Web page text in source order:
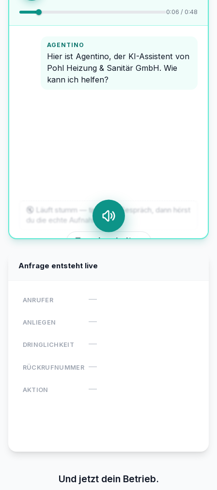
0:08 / 0:48
AGENTINO
Hier ist Agentino, der KI-Assistent von
Pohl Heizung & Sanitär GmbH. Wie
kann ich helfen?
Ton einschalten
🔇 Läuft stumm — tipp aufs Gespräch, dann hörst
du die echte Aufnahme.
Anfrage entsteht live
ANRUFER —
ANLIEGEN —
DRINGLICHKEIT —
RÜCKRUFNUMMER —
AKTION —
Und jetzt dein Betrieb.